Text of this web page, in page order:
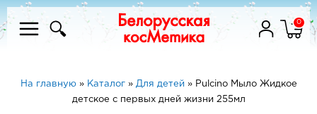
0
На главную» Каталог» Для детей » Pulcino Мыло Жидкое
детское с первых дней жизни 255мл